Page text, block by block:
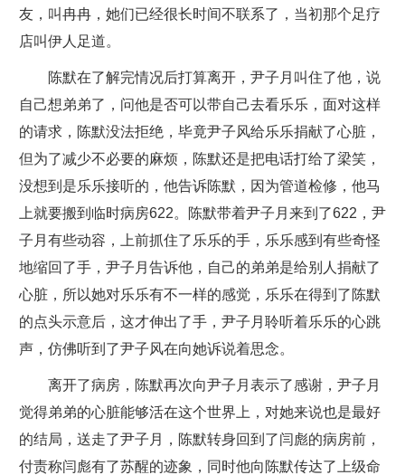
友，叫冉冉，她们已经很长时间不联系了，当初那个足疗
店叫伊人足道。
陈默在了解完情况后打算离开，尹子月叫住了他，说
自己想弟弟了，问他是否可以带自己去看乐乐，面对这样
的请求，陈默没法拒绝，毕竟尹子风给乐乐捐献了心脏，
但为了减少不必要的麻烦，陈默还是把电话打给了梁笑，
没想到是乐乐接听的，他告诉陈默，因为管道检修，他马
上就要搬到临时病房622。陈默带着尹子月来到了622，尹
子月有些动容，上前抓住了乐乐的手，乐乐感到有些奇怪
地缩回了手，尹子月告诉他，自己的弟弟是给别人捐献了
心脏，所以她对乐乐有不一样的感觉，乐乐在得到了陈默
的点头示意后，这才伸出了手，尹子月聆听着乐乐的心跳
声，仿佛听到了尹子风在向她诉说着思念。
离开了病房，陈默再次向尹子月表示了感谢，尹子月
觉得弟弟的心脏能够活在这个世界上，对她来说也是最好
的结局，送走了尹子月，陈默转身回到了闫彪的病房前，
付责称闫彪有了苏醒的迹象，同时他向陈默传达了上级命